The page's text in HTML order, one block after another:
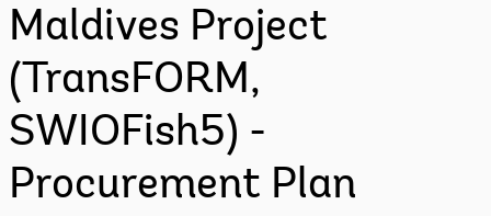
Maldives Project
(TransFORM,
SWIOFish5) -
Procurement Plan